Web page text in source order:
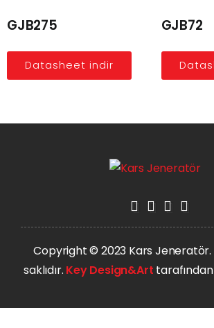
GJB275
Datasheet indir
GJB72
Copyright © 2023 Kars Jeneratör.
saklıdır. Key Design&Art